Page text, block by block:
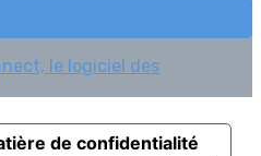
le logiciel des
de confidentialité